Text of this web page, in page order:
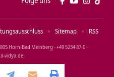
Horn‑Bad Meinberg · +49 5234 87‑0 ·
Sitemap RSS